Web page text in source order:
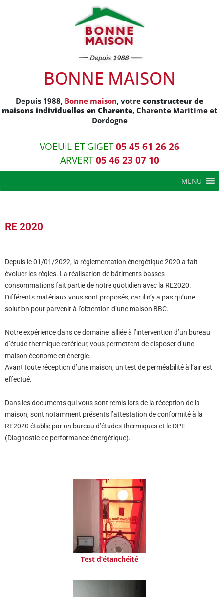
BONNE MAISON
Depuis 1988, Bonne maison, votre constructeur de
maisons individuelles en Charente, Charente Maritime et
Dordogne
VOEUIL ET GIGET05 45 61 26 26
ARVERT 05 46 23 07 10
MENU
RE 2020
Depuis le 01/01/2022, la réglementation énergétique 2020 a fait
évoluer les règles. La réalisation de bâtiments basses
consommations fait partie de notre quotidien avec la RE2020.
Différents matériaux vous sont proposés, car il n’y a pas qu’une
solution pour parvenir à l’obtention d’une maison BBC.
Notre expérience dans ce domaine, alliée à l’intervention d’un bureau
d’étude thermique extérieur, vous permettent de disposer d’une
maison économe en énergie.
Avant toute réception d’une maison, un test de perméabilité à l’air est
effectué.
Dans les documents qui vous sont remis lors de la réception de la
maison, sont notamment présents l’attestation de conformité à la
RE2020 établie par un bureau d’études thermiques et le DPE
(Diagnostic de performance énergétique).
Test d’étanchéité